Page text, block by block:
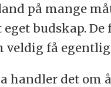
på mange
budskap. De
veldig få
handler det om